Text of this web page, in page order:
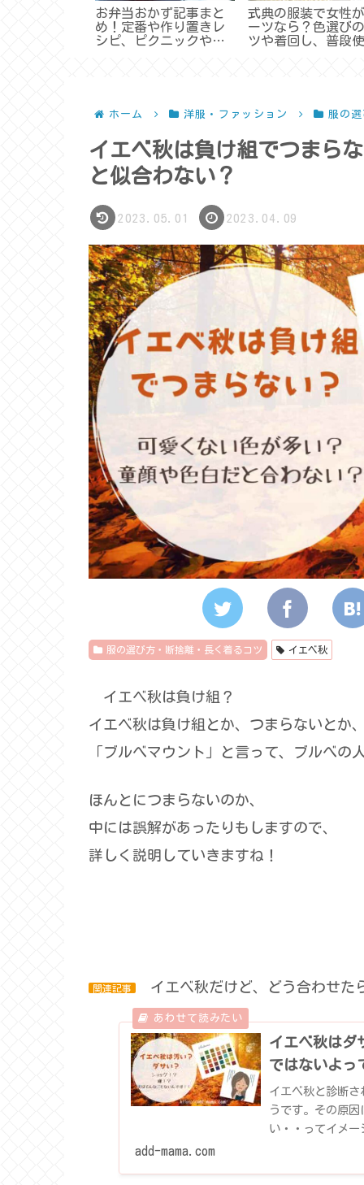
お弁当おかず記事まと
め！定番や作り置きレ
シピ、ピクニックや運
式典の服装で女性
ーツなら？色選び
ツや着回し、普段
ホーム 洋服・ファッション 服の
イエベ秋は負け組でつまら
と似合わない？
2023.05.01 2023.04.09
服の選び方・断捨離・長く着るコツ イエベ秋
イエベ秋は負け組？
イエベ秋は負け組とか、つまらないとか
「ブルべマウント」と言って、ブルべの
ほんとにつまらないのか、
中には誤解があったりもしますので、
詳しく説明していきますね！
関連記事 イエベ秋だけど、どう合わせた
イエベ秋はダ
ではないよっ
イエベ秋と診断
うです。その原
い・・ってイメ
add-mama.com